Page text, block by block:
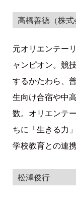
高橋善徳（株式
元オリエンテー
ャンピオン。競
するかたわら、
生向け合宿や中
数。オリエンテ
ちに「生きる力
学校教育との連
松澤俊行